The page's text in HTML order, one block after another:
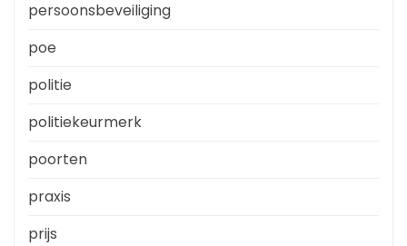
persoonsbeveiliging
poe
politie
politiekeurmerk
poorten
praxis
prijs